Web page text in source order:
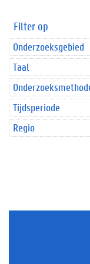
Filter op
Onderzoeksgebied
Taal
Tijdsperiode
Regio